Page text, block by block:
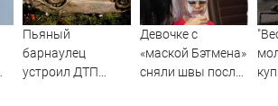
Пьяный
барнаулец
устроил ДТП
Девочке с
«маской Бэтмена»
сняли швы после